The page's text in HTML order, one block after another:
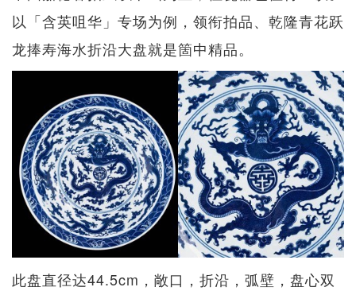
以「含英咀华」专场为例，领衔拍品、乾隆青花跃
龙捧寿海水折沿大盘就是箇中精品。
此盘直径达44.5cm，敞口，折沿，弧壁，盘心双